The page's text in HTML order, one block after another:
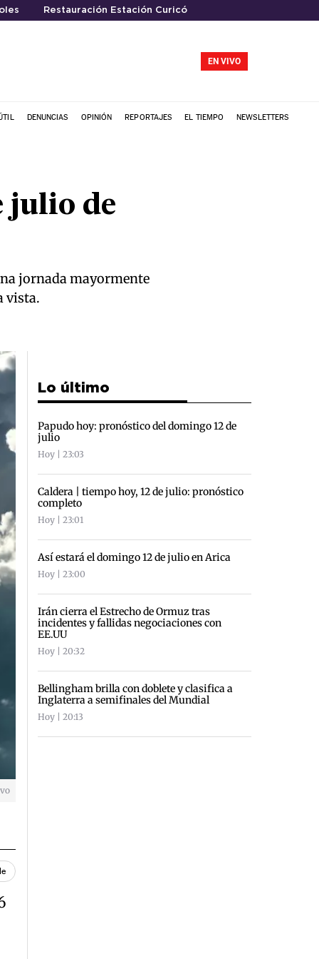
Restauración Estación Curicó
EN VIVO
DENUNCIAS OPINIÓN REPORTAJES EL TIEMPO NEWSLETTERS
julio de
jornada mayormente
vista.
Lo último
Papudo hoy: pronóstico del domingo 12 de
julio
Hoy | 23:03
Caldera | tiempo hoy, 12 de julio: pronóstico
completo
Hoy | 23:01
Así estará el domingo 12 de julio en Arica
Hoy | 23:00
Irán cierra el Estrecho de Ormuz tras
incidentes y fallidas negociaciones con
EE.UU
Hoy | 20:32
Bellingham brilla con doblete y clasifica a
Inglaterra a semifinales del Mundial
Hoy | 20:13